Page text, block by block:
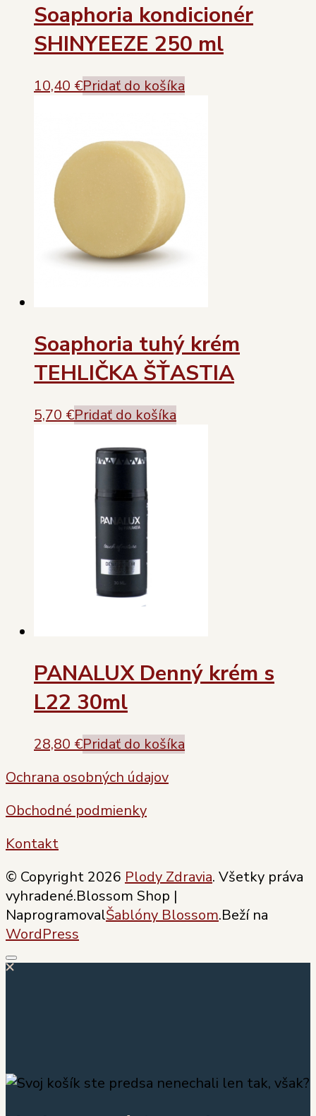
Soaphoria kondicionér
SHINYEEZE 250 ml
10,40 €Pridať do košíka
Soaphoria tuhý krém
TEHLIČKA ŠŤASTIA
5,70 €Pridať do košíka
PANALUX Denný krém s
L22 30ml
28,80 €Pridať do košíka
Ochrana osobných údajov
Obchodné podmienky
Kontakt
© Copyright 2026 Plody Zdravia. Všetky práva
vyhradené.Blossom Shop |
NaprogramovalŠablóny Blossom.Beží na
WordPress